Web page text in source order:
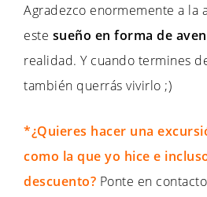
Agradezco enormemente a la
este sueño en forma de
realidad. Y cuando termines
también querrás vivirlo ;)
*¿Quieres hacer una
como la que yo hice e
descuento? Ponte en